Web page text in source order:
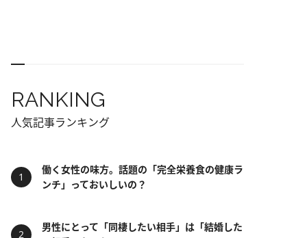
RANKING
人気記事ランキング
働く女性の味方。話題の「完全栄養食の健康ラ
ンチ」っておいしいの？
男性にとって「同棲したい相手」は「結婚した